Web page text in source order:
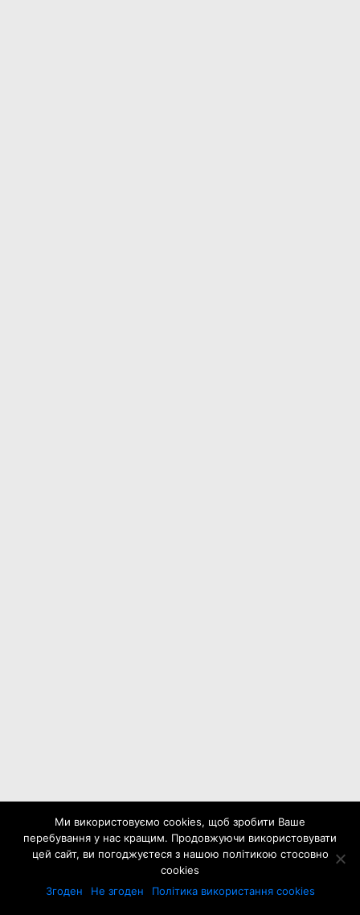
Ми використовуємо cookies, щоб зробити Ваше
перебування у нас кращим. Продовжуючи використовувати
цей сайт, ви погоджуєтеся з нашою політикою стосовно
cookies
Згоден
Не згоден Політика використання cookies